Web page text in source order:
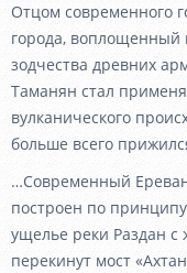
Отцом современного
города, воплощенный
зодчества древних
Таманян стал
вулканического
больше всего
…Современный
построен по
ущелье реки Раздан
перекинут мост